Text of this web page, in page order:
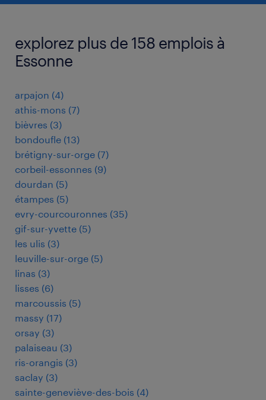
explorez plus de 158 emplois à
Essonne
arpajon (4)
athis-mons (7)
bièvres (3)
bondoufle (13)
brétigny-sur-orge (7)
corbeil-essonnes (9)
dourdan (5)
étampes (5)
evry-courcouronnes (35)
gif-sur-yvette (5)
les ulis (3)
leuville-sur-orge (5)
linas (3)
lisses (6)
marcoussis (5)
massy (17)
orsay (3)
palaiseau (3)
ris-orangis (3)
saclay (3)
sainte-geneviève-des-bois (4)